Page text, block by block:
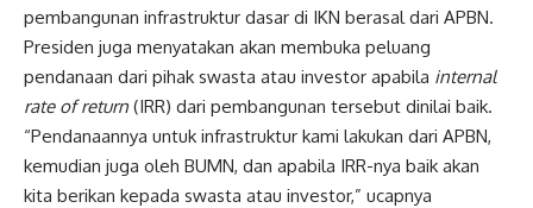
pembangunan infrastruktur dasar di IKN berasal dari APBN.
Presiden juga menyatakan akan membuka peluang
pendanaan dari pihak swasta atau investor apabila internal
rate of return (IRR) dari pembangunan tersebut dinilai baik.
“Pendanaannya untuk infrastruktur kami lakukan dari APBN,
kemudian juga oleh BUMN, dan apabila IRR-nya baik akan
kita berikan kepada swasta atau investor,” ucapnya